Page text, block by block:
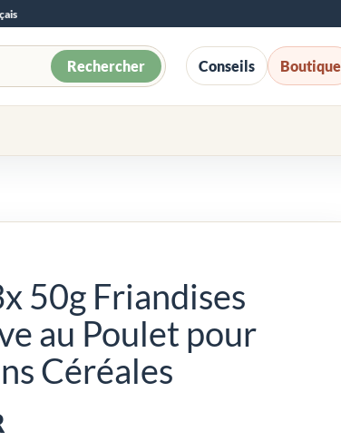
Rechercher Conseils Boutique
50g Friandises
au Poulet pour
Céréales